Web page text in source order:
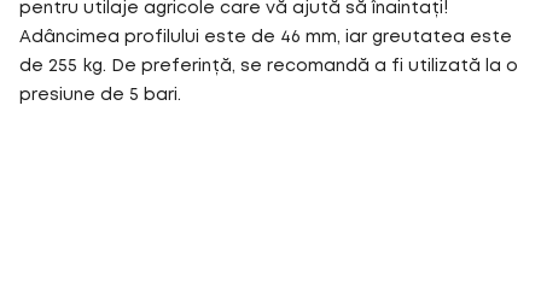
pentru utilaje agricole care vă ajută să înaintați!
Adâncimea profilului este de 46 mm, iar greutatea este
de 255 kg. De preferință, se recomandă a fi utilizată la o
presiune de 5 bari.